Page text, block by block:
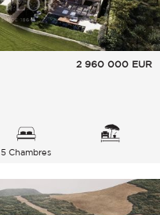
2 960 000 EUR
5 Chambres